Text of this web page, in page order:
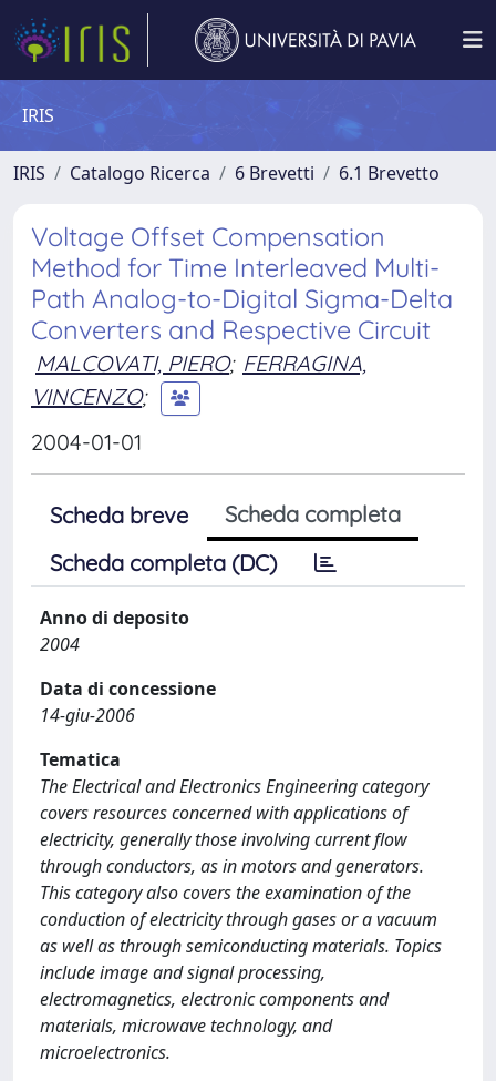
IRIS
IRIS Catalogo Ricerca 6 Brevetti 6.1 Brevetto
Voltage Offset Compensation
Method for Time Interleaved Multi-
Path Analog-to-Digital Sigma-Delta
Converters and Respective Circuit
MALCOVATI, PIERO; FERRAGINA,
VINCENZO;
2004-01-01
Scheda breve
Scheda completa
Scheda completa (DC)
Anno di deposito
2004
Data di concessione
14-giu-2006
Tematica
The Electrical and Electronics Engineering category
covers resources concerned with applications of
electricity, generally those involving current flow
through conductors, as in motors and generators.
This category also covers the examination of the
conduction of electricity through gases or a vacuum
as well as through semiconducting materials. Topics
include image and signal processing,
electromagnetics, electronic components and
materials, microwave technology, and
microelectronics.